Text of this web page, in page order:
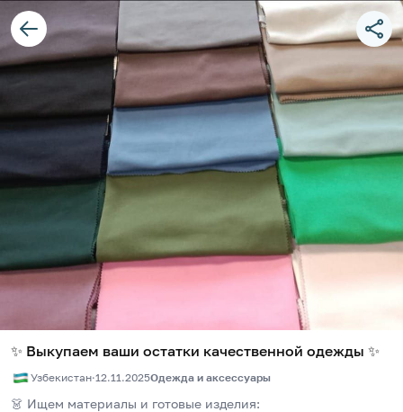
✨ Выкупаем ваши остатки качественной одежды ✨
Узбекистан·12.11.2025Одежда и аксессуары
👗 Ищем материалы и готовые изделия: